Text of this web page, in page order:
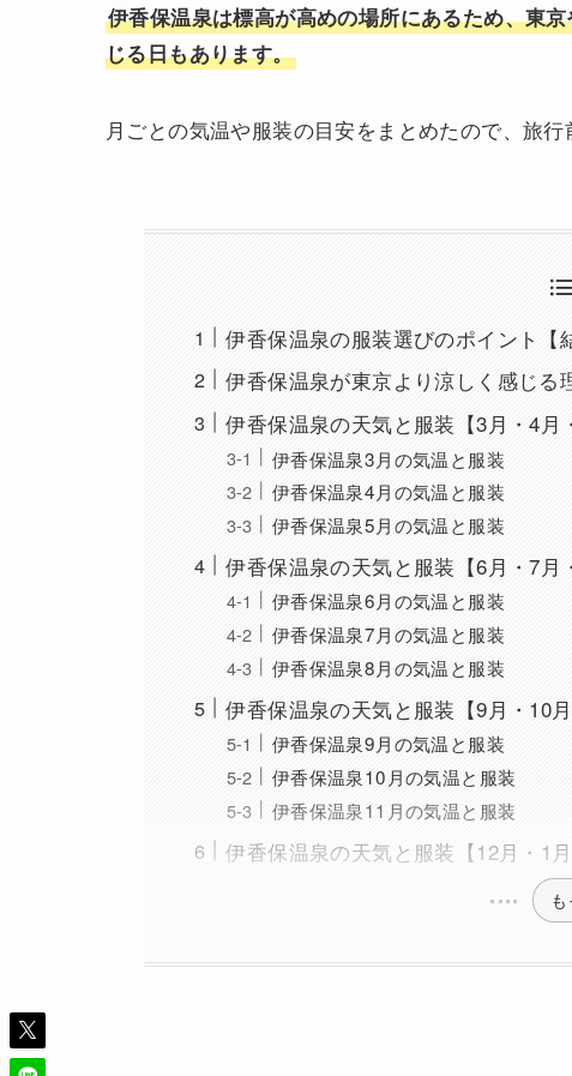
伊香保温泉は標高が高めの場所にあるため、東
じる日もあります。
月ごとの気温や服装の目安をまとめたので、旅行
伊香保温泉の服装選びのポイント【
伊香保温泉が東京より涼しく感じる
伊香保温泉の天気と服装【3月・4月
伊香保温泉3月の気温と服装
伊香保温泉4月の気温と服装
伊香保温泉5月の気温と服装
伊香保温泉の天気と服装【6月・7月
伊香保温泉6月の気温と服装
伊香保温泉7月の気温と服装
伊香保温泉8月の気温と服装
伊香保温泉の天気と服装【9月・10月
伊香保温泉9月の気温と服装
伊香保温泉10月の気温と服装
伊香保温泉11月の気温と服装
伊香保温泉の天気と服装【12月・1月